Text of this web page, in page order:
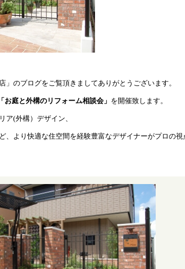
」のブログをご覧頂きましてありがとうございます。
「お庭と外構のリフォーム相談会」 を開催致します。
ア(外構）デザイン、
、より快適な住空間を経験豊富なデザイナーがプロの視